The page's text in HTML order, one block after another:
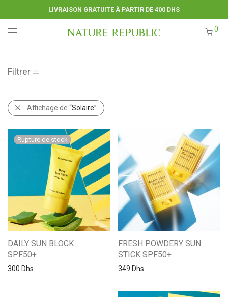
LIVRAISON GRATUITE À PARTIR DE 400 DHS
0
Filtrer
Affichage de “Solaire”
DAILY SUN BLOCK
SPF50+
300 Dhs
FRESH POWDERY SUN
STICK SPF50+
349 Dhs